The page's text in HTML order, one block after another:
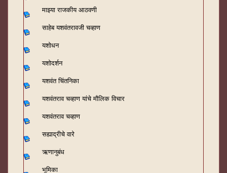
माझ्या राजकीय आठवणी
साहेब यशवंतरावजी चव्हाण
यशोधन
यशोदर्शन
यशवंत चिंतनिका
यशवंतराव चव्हाण यांचे मौलिक विचार
यशवंतराव चव्हाण
सह्याद्रीचे वारे
ऋणानुबंध
भूमिका